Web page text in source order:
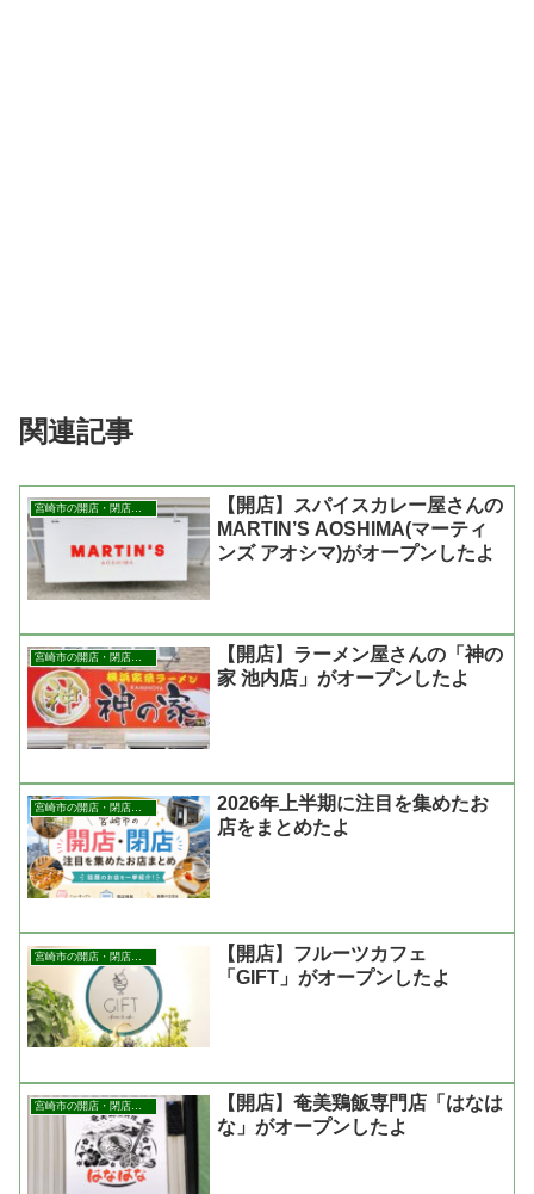
関連記事
【開店】スパイスカレー屋さんの
MARTIN’S AOSHIMA(マーティ
ンズ アオシマ)がオープンしたよ
宮崎市の開店・閉店まとめ
【開店】ラーメン屋さんの「神の
家 池内店」がオープンしたよ
2026年上半期に注目を集めたお
店をまとめたよ
【開店】フルーツカフェ
「GIFT」がオープンしたよ
宮崎市の開店・閉店まとめ
【開店】奄美鶏飯専門店「はなは
な」がオープンしたよ